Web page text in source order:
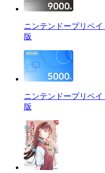
ニンテンドープリペ
版
ニンテンドープリペ
版